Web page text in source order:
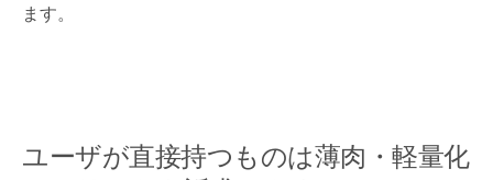
ます。
ユーザが直接持つものは薄肉・軽量化